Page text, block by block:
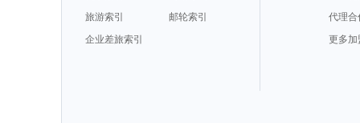
旅游索引
邮轮索引
企业差旅索引
代理合
更多加